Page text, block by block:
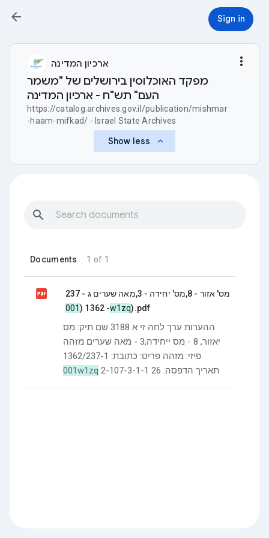
Sign in
arrow_back
ארכיון המדינה
מפקד האוכלוסין בירושלים של "משמר
העם" תש"ח - ארכיון המדינה
https://catalog.archives.gov.il/publication/mishmar
-haam-mifkad/ - Israel State Archives
more_vert
Show less keyboard_arrow_up
search
Documents 1 of 1

מס' אזור - 8,מס' יחידה - 3,מאה שערים ג - 237
- 1362 (001w1zq).pdf
ההערות ערך לחה זי א 3188 שם תיק: מס
יאזור, 8 - מס ייחידה,3 - מאה שערים מזהה
פיזי: מזהה פריט: כתובת: 1362/237-1
001w1zq
2-107-3-1-1 תאריך הדפסה: 26